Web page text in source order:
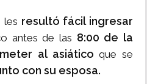
les resultó fácil ingresar
antes de las 8:00 de la
al asiáticoque se
con su esposa.